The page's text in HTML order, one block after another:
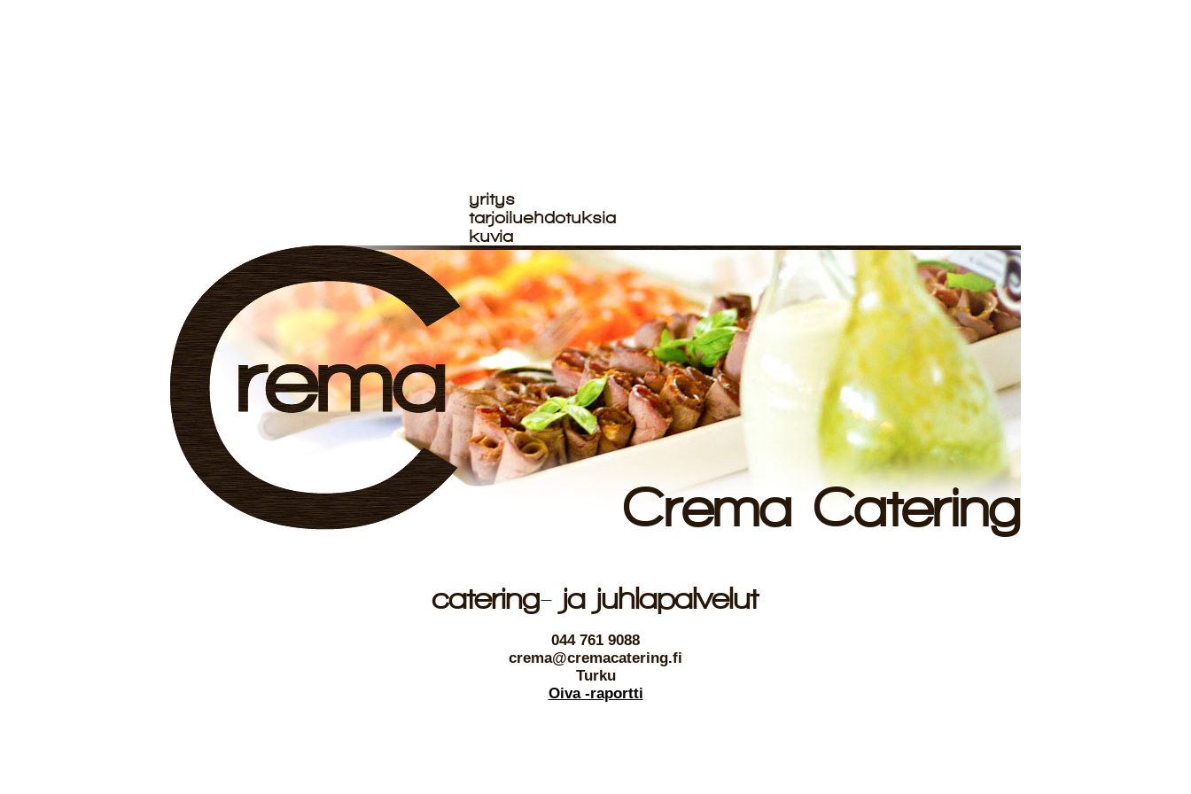
yritys
tarjoiluehdotuksia
kuvia
Crema Catering
catering- ja juhlapalvelut
044 761 9088
crema@cremacatering.fi
Turku
Oiva -raportti